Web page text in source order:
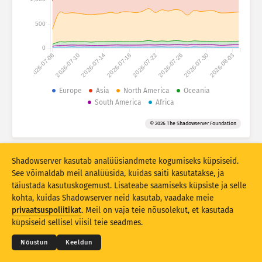
Ründestatistika: Seadmed
Andmestu
Kattuv
Värskenda Lähtesta
Laadi alla PNG-failina
2026-07-062026-07-102026-07-142026-07-182026-07-222026-07-262026-07-302026-08-03
0
500
Europe Asia North America
Oceania
South America
Africa
© 2026 The Shadowserver Foundation
© 2026THE SHADOWSERVER FOUNDATION
Privaatsus ja tingimused
Võtke meiega ühendust
Lõppsõna
Shadowserver kasutab analüüsiandmete kogumiseks küpsiseid.
See võimaldab meil analüüsida, kuidas saiti kasutatakse, ja
täiustada kasutuskogemust. Lisateabe saamiseks küpsiste ja selle
kohta, kuidas Shadowserver neid kasutab, vaadake meie
privaatsuspoliitikat. Meil on vaja teie nõusolekut, et kasutada
küpsiseid sellisel viisil teie seadmes.
Nõustun Keeldun